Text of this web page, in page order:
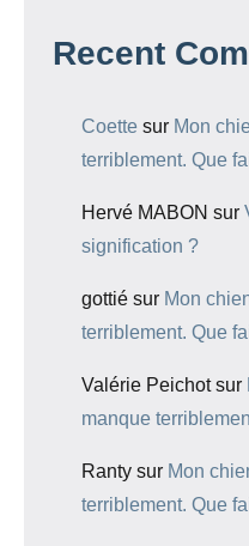
Recent
Coette sur Mon
terriblement. Que
Hervé MABON sur
signification ?
gottié sur Mon
terriblement. Que
Valérie Peichotsur
manque
Ranty sur Mon
terriblement. Que